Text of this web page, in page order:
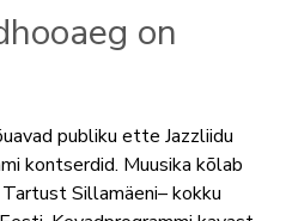
on
publiku ette Jazzliidu
kontserdid. Muusika kõlab
Sillamäeni– kokku